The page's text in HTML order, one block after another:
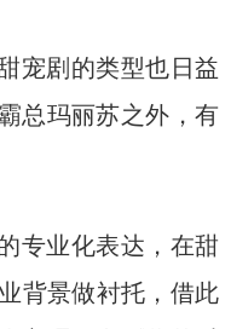
宠剧的类型也日益
总玛丽苏之外，有
专业化表达，在甜
背景做衬托，借此